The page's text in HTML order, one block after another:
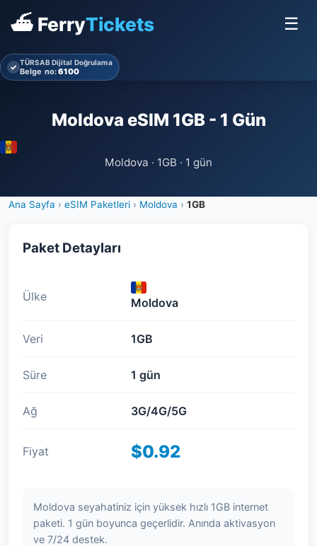
⛴ FerryTickets ☰
✓ TÜRSAB Dijital Doğrulama
Belge no:6100
Moldova eSIM 1GB - 1 Gün
Moldova · 1GB · 1 gün
Ana Sayfa › eSIM Paketleri › Moldova › 1GB
Paket Detayları
Ülke Moldova
Veri 1GB
Süre 1 gün
Ağ 3G/4G/5G
Fiyat $0.92
Moldova seyahatiniz için yüksek hızlı 1GB internet
paketi. 1 gün boyunca geçerlidir. Anında aktivasyon
ve 7/24 destek.